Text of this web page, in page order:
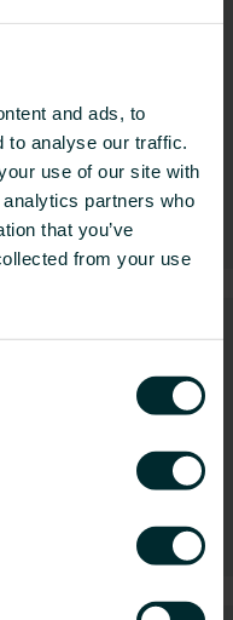
and ads, to
analyse our traffic.
use of our site with
partners who
that you’ve
from your use